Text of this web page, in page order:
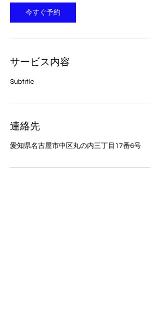
今すぐ予約
サービス内容
Subtitle
連絡先
愛知県名古屋市中区丸の内三丁目17番6号